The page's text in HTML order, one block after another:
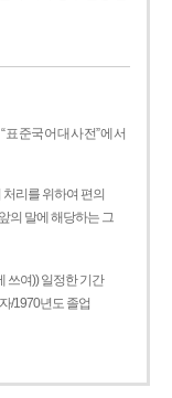
표준국어대사전”에서
처리를 위하여 편의
의 말에 해당하는 그
쓰여)) 일정한 기간
/1970년도 졸업